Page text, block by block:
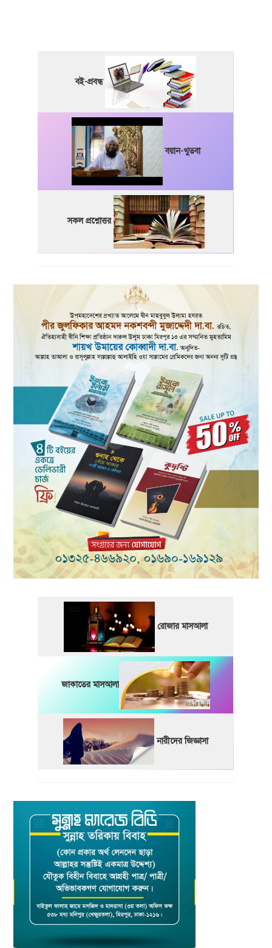
বই-প্রবন্ধ
বয়ান-খুতবা
সকল প্রশ্নোত্তর
রোজার মাসআলা
জাকাতের মাসআলা
নারীদের জিজ্ঞাসা